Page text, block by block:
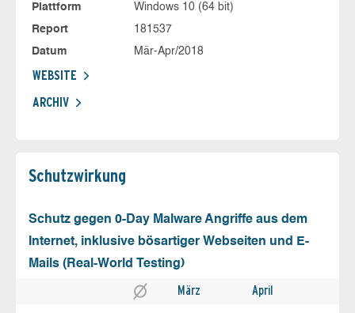
Plattform
Windows 10 (64 bit)
Report
181537
Datum
Mär-Apr/2018
WEBSITE
ARCHIV
Schutz­wirkung
Schutz gegen 0-Day Malware Angriffe aus dem
Internet, inklusive bösartiger Webseiten und E-
Mails (Real-World Testing)
März April